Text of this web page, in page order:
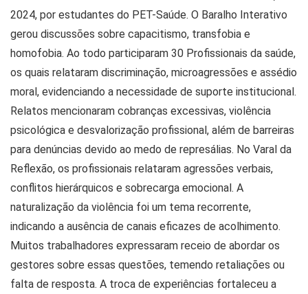
2024, por estudantes do PET-Saúde. O Baralho Interativo
gerou discussões sobre capacitismo, transfobia e
homofobia. Ao todo participaram 30 Profissionais da saúde,
os quais relataram discriminação, microagressões e assédio
moral, evidenciando a necessidade de suporte institucional.
Relatos mencionaram cobranças excessivas, violência
psicológica e desvalorização profissional, além de barreiras
para denúncias devido ao medo de represálias. No Varal da
Reflexão, os profissionais relataram agressões verbais,
conflitos hierárquicos e sobrecarga emocional. A
naturalização da violência foi um tema recorrente,
indicando a ausência de canais eficazes de acolhimento.
Muitos trabalhadores expressaram receio de abordar os
gestores sobre essas questões, temendo retaliações ou
falta de resposta. A troca de experiências fortaleceu a